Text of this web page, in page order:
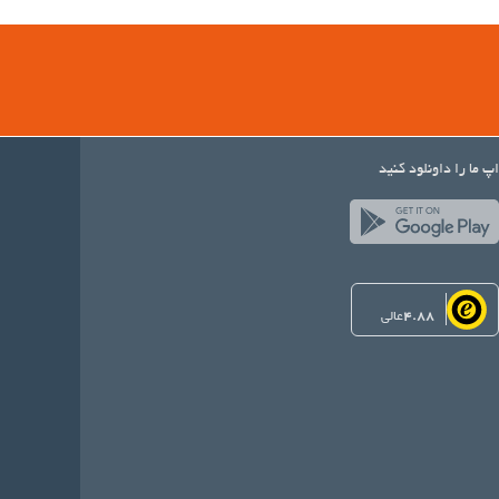
اپ ما را داونلود کنید
4.88عالی